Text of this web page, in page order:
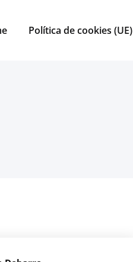
Política de cookies (UE)